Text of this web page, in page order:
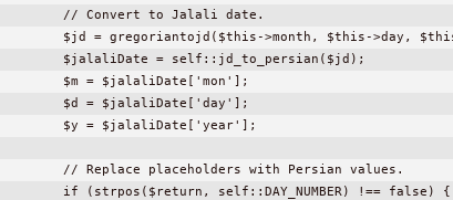
        // Convert to Jalali date.
$jd = gregoriantojd($this->month, $this->day,
        $jalaliDate = self::jd_to_persian($jd);
        $m = $jalaliDate['mon'];
        $d = $jalaliDate['day'];
        $y = $jalaliDate['year'];
        // Replace placeholders with Persian values.
        if (strpos($return, self::DAY_NUMBER) !== false) {